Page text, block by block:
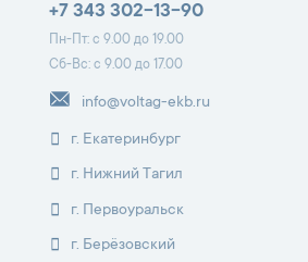
+7 343 302-13-90
Пн-Пт: с 9.00 до 19.00
Сб-Вс: с 9.00 до 17.00
info@voltag-ekb.ru
г. Екатеринбург
г. Нижний Тагил
г. Первоуральск
г. Берёзовский